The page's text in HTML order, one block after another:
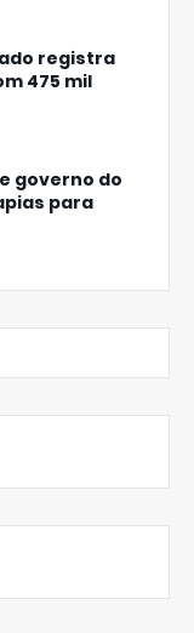
registra
475 mil
governo do
para